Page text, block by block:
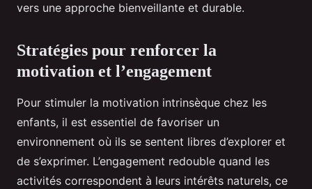
vers une approche bienveillante et durable.
Stratégies pour renforcer la
motivation et l’engagement
Pour stimuler la motivation intrinsèque chez les
enfants, il est essentiel de favoriser un
environnement où ils se sentent libres d’explorer et
de s’exprimer. L’engagement redouble quand les
activités correspondent à leurs intérêts naturels, ce